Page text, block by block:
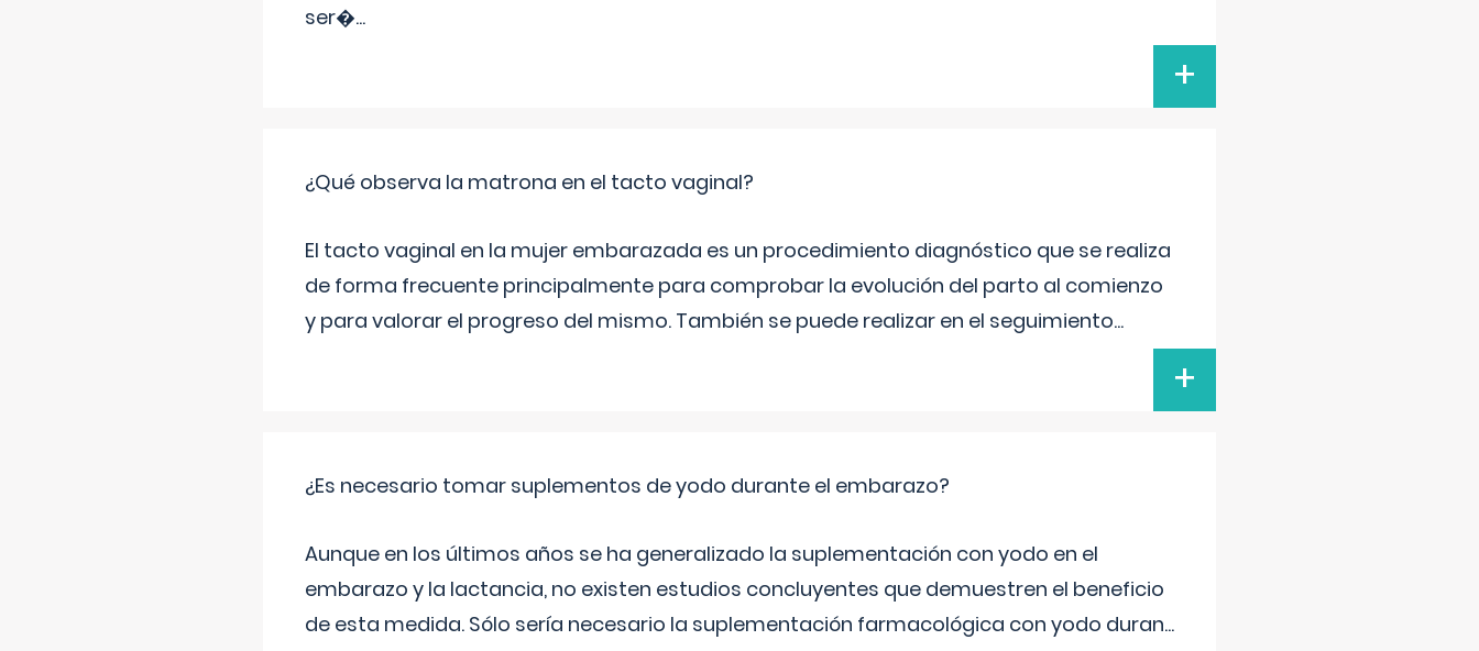
ser�...
+
¿Qué observa la matrona en el tacto vaginal?
El tacto vaginal en la mujer embarazada es un procedimiento diagnóstico que se realiza
de forma frecuente principalmente para comprobar la evolución del parto al comienzo
y para valorar el progreso del mismo. También se puede realizar en el seguimiento...
+
¿Es necesario tomar suplementos de yodo durante el embarazo?
Aunque en los últimos años se ha generalizado la suplementación con yodo en el
embarazo y la lactancia, no existen estudios concluyentes que demuestren el beneficio
de esta medida. Sólo sería necesario la suplementación farmacológica con yodo duran...